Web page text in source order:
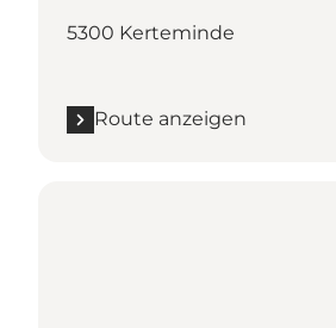
5300 Kerteminde
Route anzeigen